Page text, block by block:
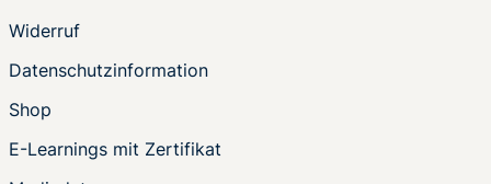
Widerruf
Datenschutzinformation
Shop
E-Learnings mit Zertifikat